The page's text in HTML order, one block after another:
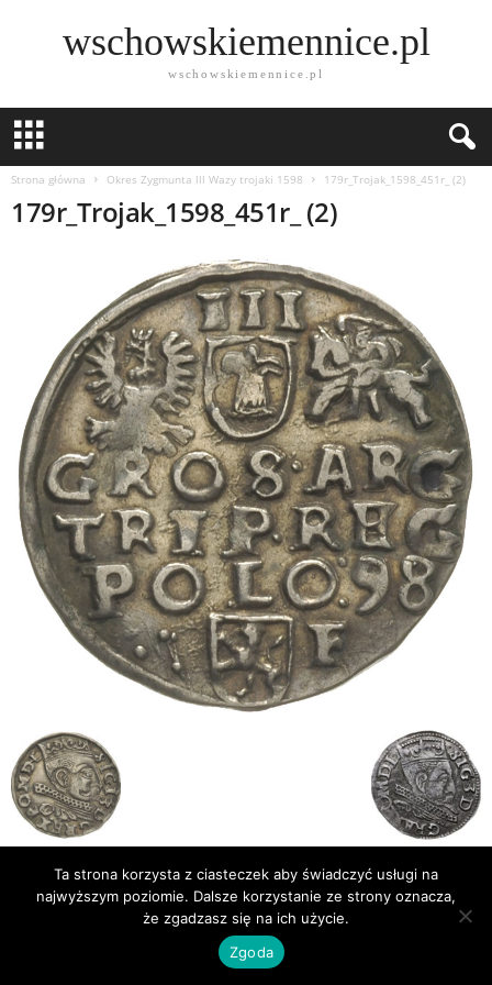
wschowskiemennice.pl
wschowskiemennice.pl
Strona główna Okres Zygmunta lll Wazy trojaki 1598 179r_Trojak_1598_451r_ (2)
179r_Trojak_1598_451r_ (2)
Publikacje
Bibliografia
© Newsmag WordPress Theme by TagDiv
Ta strona korzysta z ciasteczek aby świadczyć usługi na
najwyższym poziomie. Dalsze korzystanie ze strony oznacza,
że zgadzasz się na ich użycie.
Zgoda